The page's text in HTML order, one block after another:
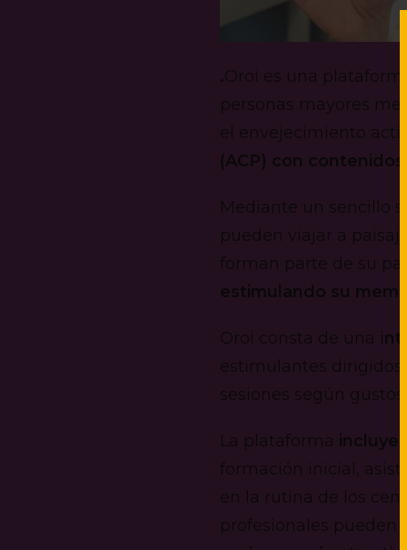
.Oroi es una
personas mayores
el envejecimiento
(ACP) con contenidos
Mediante un sencillo
pueden viajar a
forman parte de su
estimulando su
Oroi consta de una i
estimulantes dirigidos
sesiones según
La plataforma incluye
formación inicial,
en la rutina de los
profesionales pueden